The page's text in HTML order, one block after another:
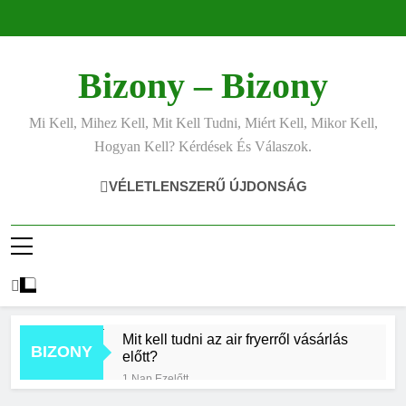
Bizony – Bizony
Mi Kell, Mihez Kell, Mit Kell Tudni, Miért Kell, Mikor Kell,
Hogyan Kell? Kérdések És Válaszok.
VÉLETLENSZERŰ ÚJDONSÁG
BIZONY
Mit kell tudni az air fryerről vásárlás
előtt?
1 Nap Ezelőtt